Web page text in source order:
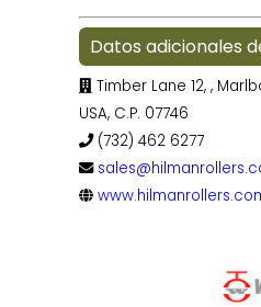
Datos adicionales
Timber Lane 12, ,
USA, C.P. 07746
(732) 462 6277